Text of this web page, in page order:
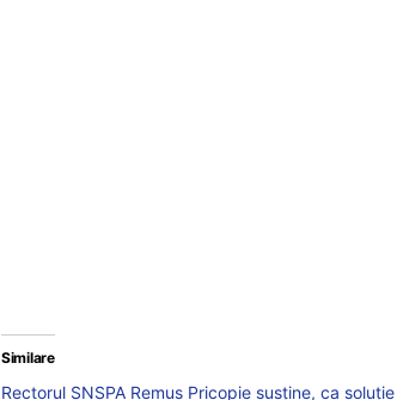
Similare
Rectorul SNSPA Remus Pricopie susține, ca